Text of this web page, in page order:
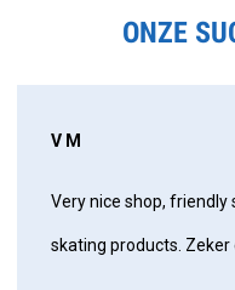
ONZE
V M
Very nice shop,
skating products. Zeker